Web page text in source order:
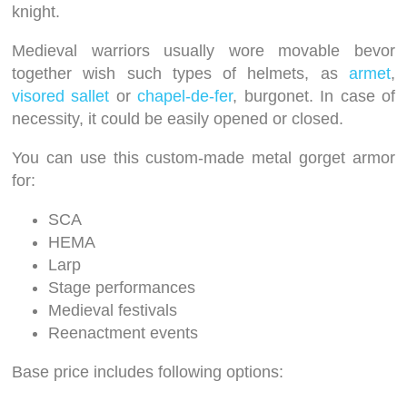
knight.
Medieval warriors usually wore movable bevor
together wish such types of helmets, as armet,
visored sallet orchapel-de-fer, burgonet. In case of
necessity, it could be easily opened or closed.
You can use this custom-made metal gorget armor
for:
SCA
HEMA
Larp
Stage performances
Medieval festivals
Reenactment events
Base price includes following options: